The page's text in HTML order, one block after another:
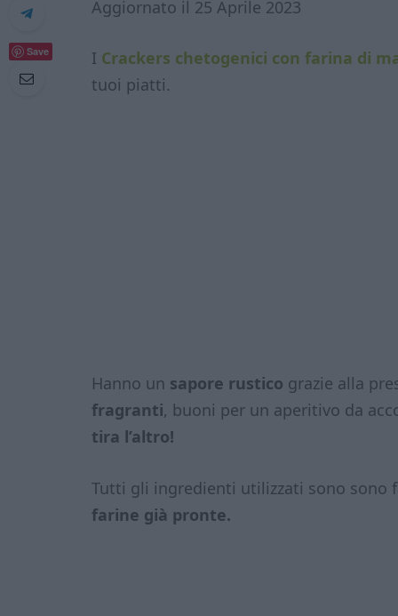
Save
Aggiornato il 25 Aprile 2023
I Crackers chetogenici con farina di
tuoi piatti.
Hanno un sapore rustico grazie alla
fragranti, buoni per un aperitivo da
tira l’altro!
Tutti gli ingredienti utilizzati sono sono
farine già pronte.